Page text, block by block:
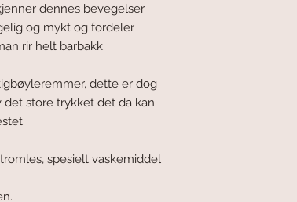
dennes bevegelser
og mykt og fordeler
rir helt barbakk.
dette er dog
store trykket det da kan
spesielt vaskemiddel